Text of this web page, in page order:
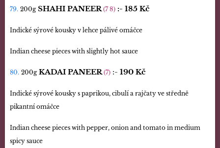
79. 200g SHAHI PANEER(7 8) :- 185 Kč
Indické sýrové kousky v lehce pálivé omáčce
Indian cheese pieces with slightly hot sauce
80. 200g KADAI PANEER(7) :- 190 Kč
Indické sýrové kousky s paprikou, cibulí a rajčaty ve středně
pikantní omáčce
Indian cheese pieces with pepper, onion and tomato in medium
spicy sauce